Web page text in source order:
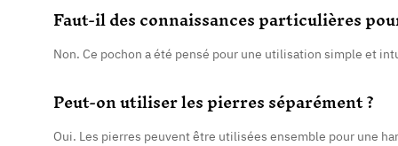
Faut-il des connaissances particulières
Non. Ce pochon a été pensé pour une utilisation simple et
Peut-on utiliser les pierres séparément ?
Oui. Les pierres peuvent être utilisées ensemble pour une